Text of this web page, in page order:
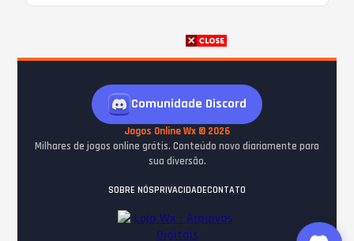
Comunidade Discord
Jogos Online Wx © 2026
Milhares de jogos online grátis. Conteúdo novo diariamente para
sua diversão.
SOBRE NÓSPRIVACIDADECONTATO